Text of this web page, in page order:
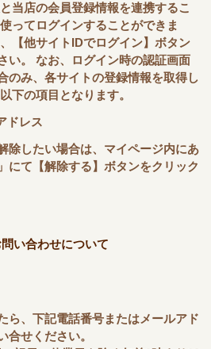
当店の会員登録情報を連携するこ
ってログインすることができま
【他サイトIDでログイン】ボタン
い。 なお、ログイン時の認証画面
のみ、各サイトの登録情報を取得し
下の項目となります。
レス
除したい場合は、マイページ内にあ
にて【解除する】ボタンをクリック
問い合わせについて
ら、下記電話番号またはメールアド
合せください。